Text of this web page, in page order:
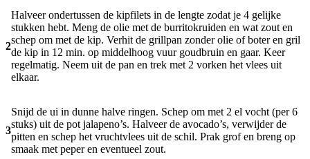
2
Halveer ondertussen de kipfilets in de lengte zodat je 4 gelijke
stukken hebt. Meng de olie met de burritokruiden en wat zout en
schep om met de kip. Verhit de grillpan zonder olie of boter en gril
de kip in 12 min. op middelhoog vuur goudbruin en gaar. Keer
regelmatig. Neem uit de pan en trek met 2 vorken het vlees uit
elkaar.
3
Snijd de ui in dunne halve ringen. Schep om met 2 el vocht (per 6
stuks) uit de pot jalapeno’s. Halveer de avocado’s, verwijder de
pitten en schep het vruchtvlees uit de schil. Prak grof en breng op
smaak met peper en eventueel zout.